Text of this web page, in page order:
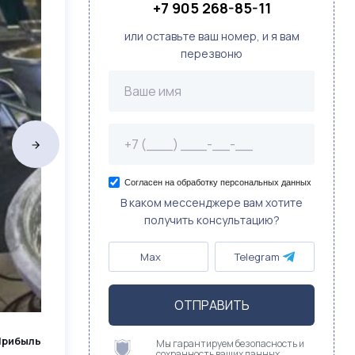
+7 905 268-85-11
или оставьте ваш номер, и я вам
перезвоню
Согласен на обработку персональных данных
В каком мессенджере вам хотите
получить консультацию?
Max Telegram
ОТПРАВИТЬ
Мы гарантируем безопасность и